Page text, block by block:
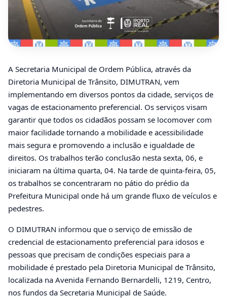
A Secretaria Municipal de Ordem Pública, através da
Diretoria Municipal de Trânsito, DIMUTRAN, vem
implementando em diversos pontos da cidade, serviços de
vagas de estacionamento preferencial. Os serviços visam
garantir que todos os cidadãos possam se locomover com
maior facilidade tornando a mobilidade e acessibilidade
mais segura e promovendo a inclusão e igualdade de
direitos. Os trabalhos terão conclusão nesta sexta, 06, e
iniciaram na última quarta, 04. Na tarde de quinta-feira, 05,
os trabalhos se concentraram no pátio do prédio da
Prefeitura Municipal onde há um grande fluxo de veículos e
pedestres.
O DIMUTRAN informou que o serviço de emissão de
credencial de estacionamento preferencial para idosos e
pessoas que precisam de condições especiais para a
mobilidade é prestado pela Diretoria Municipal de Trânsito,
localizada na Avenida Fernando Bernardelli, 1219, Centro,
nos fundos da Secretaria Municipal de Saúde.